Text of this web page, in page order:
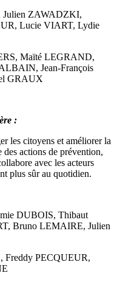
Julien ZAWADZKI,
Lucie VIART, Lydie
Maïté LEGRAND,
Jean-François
GRAUX
:
les citoyens et améliorer la
des actions de prévention,
avec les acteurs
plus sûr au quotidien.
DUBOIS, Thibaut
Bruno LEMAIRE, Julien
Freddy PECQUEUR,